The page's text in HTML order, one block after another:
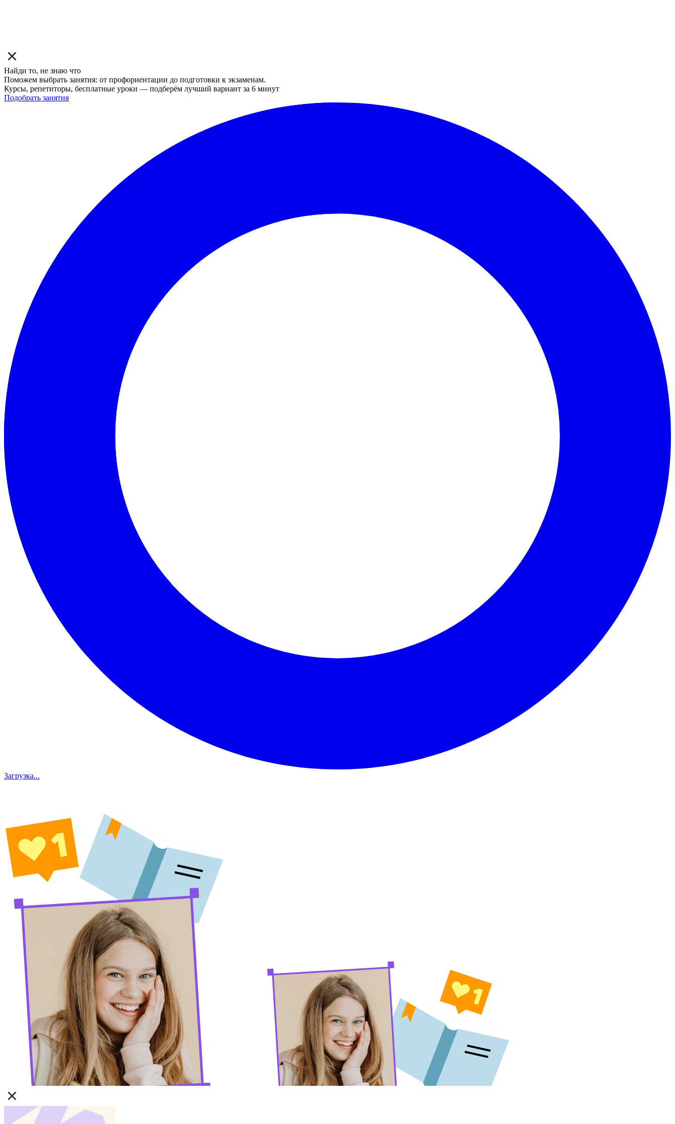
Найди то, не знаю что
Поможем выбрать занятия: от профориентации до подготовки к экзаменам.
Курсы, репетиторы, бесплатные уроки — подберём лучший вариант за 6 минут
Подобрать занятия
Загрузка...